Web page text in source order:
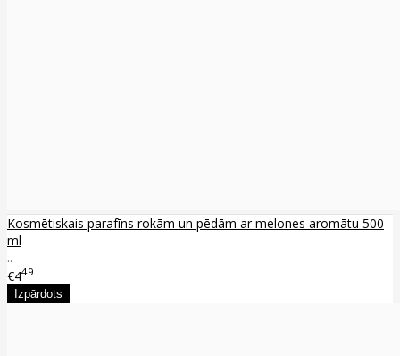
Kosmētiskais parafīns rokām un pēdām ar melones aromātu 500
ml
..
€449